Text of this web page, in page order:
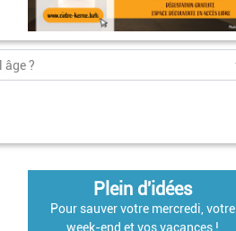
Plein d'idées
Pour sauver votre mercredi, votre
week-end et vos vacances !